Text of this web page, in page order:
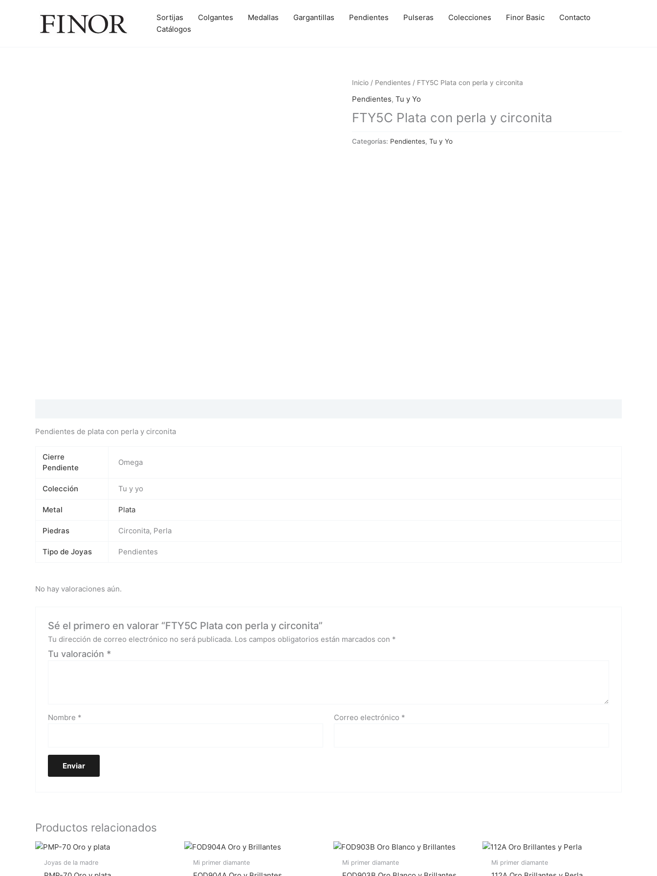
Sortijas Colgantes Medallas Gargantillas Pendientes Pulseras Colecciones Finor Basic
Contacto
Catálogos
Inicio / Pendientes / FTY5C Plata con perla y circonita
Pendientes, Tu y Yo
FTY5C Plata con perla y circonita
Categorías: Pendientes, Tu y Yo
Pendientes de plata con perla y circonita
Cierre
Pendiente
Omega
Colección Tu y yo
Metal Plata
Piedras Circonita, Perla
Tipo de Joyas Pendientes
No hay valoraciones aún.
Sé el primero en valorar “FTY5C Plata con perla y circonita”
Tu dirección de correo electrónico no será publicada. Los campos obligatorios están marcados con *
Tu valoración *
Nombre * Correo electrónico *
Productos relacionados
Joyas de la madre Mi primer diamante Mi primer diamante Mi primer diamante